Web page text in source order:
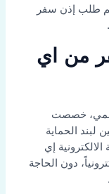
طلب إذن سفر
من اي
خصصت
لبند الحماية
إي
دون الحاجة